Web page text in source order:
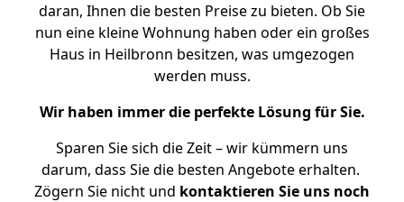
daran, Ihnen die besten Preise zu bieten. Ob Sie
nun eine kleine Wohnung haben oder ein großes
Haus in Heilbronn besitzen, was umgezogen
werden muss.
Wir haben immer die perfekte Lösung für Sie.
Sparen Sie sich die Zeit – wir kümmern uns
darum, dass Sie die besten Angebote erhalten.
Zögern Sie nicht und kontaktieren Sie uns noch